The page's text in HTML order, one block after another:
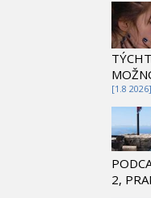
[1.8 2026]
2,